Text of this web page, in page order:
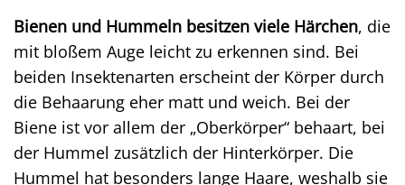
Bienen und Hummeln besitzen viele Härchen, die
mit bloßem Auge leicht zu erkennen sind. Bei
beiden Insektenarten erscheint der Körper durch
die Behaarung eher matt und weich. Bei der
Biene ist vor allem der „Oberkörper“ behaart, bei
der Hummel zusätzlich der Hinterkörper. Die
Hummel hat besonders lange Haare, weshalb sie